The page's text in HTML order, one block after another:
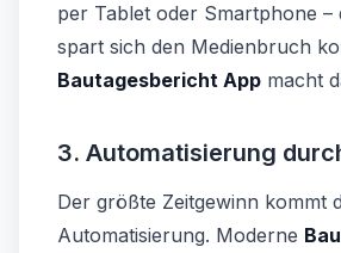
per Tablet oder Smartphone –
spart sich den Medienbruch
Bautagesbericht App macht
3. Automatisierung
Der größte Zeitgewinn kommt
Automatisierung. Moderne